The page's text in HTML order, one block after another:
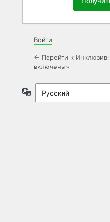
Войти
← Перейти к
включены»
Язык